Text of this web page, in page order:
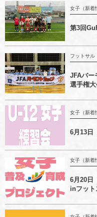
女子（新着
第3回
フットサル
JFAバー
選手権
女子（新着
6月13日
女子（新着
6月20日
inフッ